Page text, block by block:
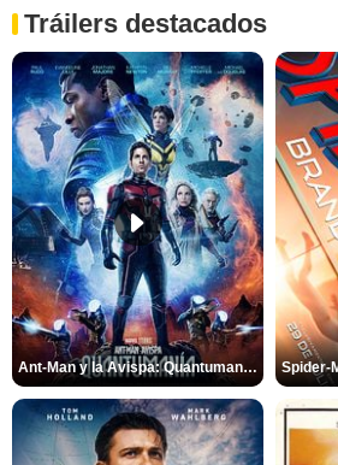
Tráilers destacados
Ant-Man y la Avispa: Quantumanía Tráiler (2)